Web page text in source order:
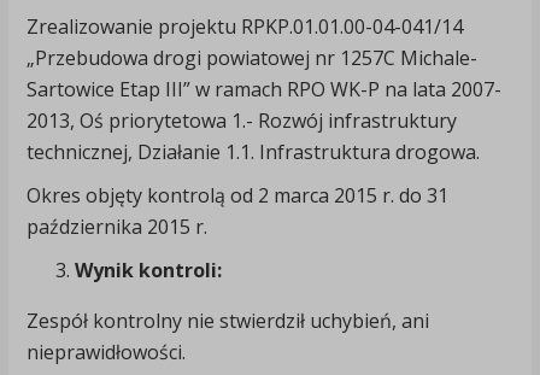
Zrealizowanie projektu RPKP.01.01.00-04-041/14
„Przebudowa drogi powiatowej nr 1257C Michale-
Sartowice Etap III” w ramach RPO WK-P na lata 2007-
2013, Oś priorytetowa 1.- Rozwój infrastruktury
technicznej, Działanie 1.1. Infrastruktura drogowa.
Okres objęty kontrolą od 2 marca 2015 r. do 31
października 2015 r.
Wynik kontroli:
Zespół kontrolny nie stwierdził uchybień, ani
nieprawidłowości.